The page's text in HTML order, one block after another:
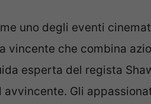
uno degli eventi
vincente che combina
esperta del regista
Gli